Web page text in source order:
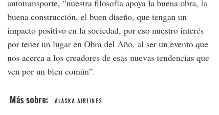
autotransporte, “nuestra filosofía apoya la buena obra, la
buena construcción, el buen diseño, que tengan un
impacto positivo en la sociedad, por eso nuestro interés
por tener un lugar en Obra del Año, al ser un evento que
nos acerca a los creadores de esas nuevas tendencias que
ven por un bien común”.
ALASKA AIRLINES